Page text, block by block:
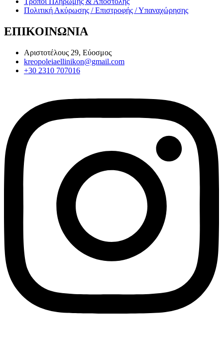
Πολιτική Ακύρωσης / Επιστροφής / Υπαναχώρησης
ΕΠΙΚΟΙΝΩΝΙΑ
Αριστοτέλους 29, Εύοσμος
kreopoleiaellinikon@gmail.com
+30 2310 707016